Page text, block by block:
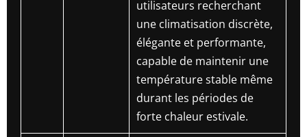
utilisateurs recherchant
une climatisation discrète,
élégante et performante,
capable de maintenir une
température stable même
durant les périodes de
forte chaleur estivale.